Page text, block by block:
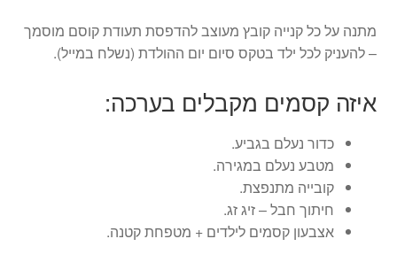
מתנה על כל קנייה קובץ מעוצב להדפסת תעודת קוסם מוסמך
– להעניק לכל ילד בטקס סיום יום ההולדת (נשלח במייל).
איזה קסמים מקבלים בערכה:
כדור נעלם בגביע.
מטבע נעלם במגירה.
קובייה מתנפצת.
חיתוך חבל – זיג זג.
אצבעון קסמים לילדים + מטפחת קטנה.